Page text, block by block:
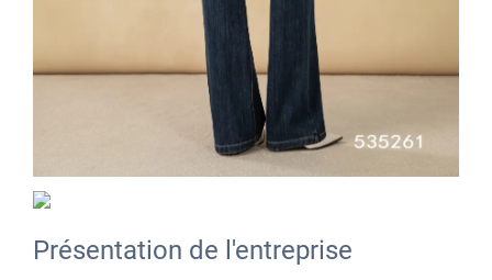
Présentation de l'entreprise